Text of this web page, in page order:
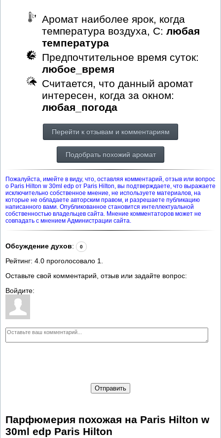
Аромат наиболее ярок, когда
температура воздуха, С: любая
температура
Предпочтительное время суток:
любое_время
Считается, что данный аромат
интересен, когда за окном:
любая_погода
Перейти к отзывам и комментариям
Подобрать похожий аромат
Пожалуйста, имейте в виду, что, оставляя комментарий, отзыв или вопрос
о Paris Hilton w 30ml edp от Paris Hilton, вы подтверждаете, что выражаете
исключительно собственное мнение, не используете материалов, на
которые не обладаете авторским правом, и разрешаете публикацию
написанного вами. Опубликованное становится интеллектуальной
собственностью владельцев сайта. Мнение комментаторов может не
совпадать с мнением Администрации сайта.
Обсуждение духов: 0
Рейтинг: 4.0 проголосовало 1
Оставьте свой комментарий, отзыв или задайте вопрос:
Войдите:
Отправить
Парфюмерия похожая на Paris Hilton w
30ml edp Paris Hilton